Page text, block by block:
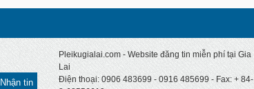
Nhận tin
Pleikugialai.com - Website đăng tin miễn phí tại Gia
Lai
Điện thoại: 0906 483699 - 0916 485699 - Fax: + 84-